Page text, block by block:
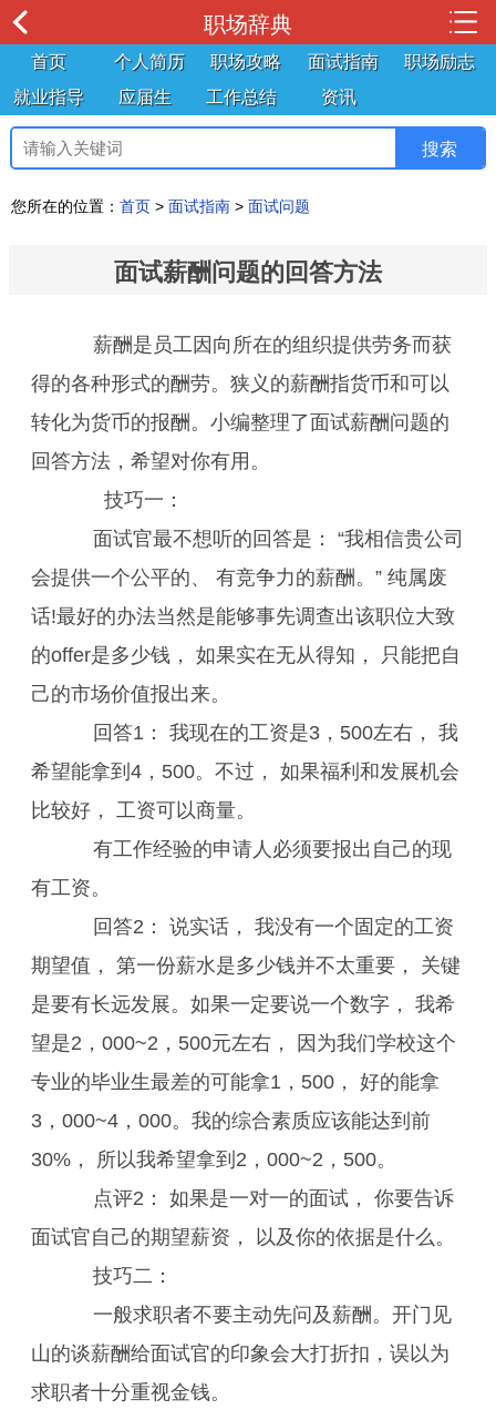
职场辞典
首页 个人简历 职场攻略 面试指南
职场励志
就业指导
应届生 工作总结 资讯
您所在的位置： 首页 > 面试指南 > 面试问题
面试薪酬问题的回答方法
薪酬是员工因向所在的组织提供劳务而获
得的各种形式的酬劳。狭义的薪酬指货币和可以
转化为货币的报酬。小编整理了面试薪酬问题的
回答方法，希望对你有用。
技巧一：
面试官最不想听的回答是： “我相信贵公司
会提供一个公平的、 有竞争力的薪酬。” 纯属废
话!最好的办法当然是能够事先调查出该职位大致
的offer是多少钱， 如果实在无从得知， 只能把自
己的市场价值报出来。
回答1： 我现在的工资是3，500左右， 我
希望能拿到4，500。不过， 如果福利和发展机会
比较好， 工资可以商量。
有工作经验的申请人必须要报出自己的现
有工资。
回答2： 说实话， 我没有一个固定的工资
期望值， 第一份薪水是多少钱并不太重要， 关键
是要有长远发展。如果一定要说一个数字， 我希
望是2，000~2，500元左右， 因为我们学校这个
专业的毕业生最差的可能拿1，500， 好的能拿
3，000~4，000。我的综合素质应该能达到前
30%， 所以我希望拿到2，000~2，500。
点评2： 如果是一对一的面试， 你要告诉
面试官自己的期望薪资， 以及你的依据是什么。
技巧二：
一般求职者不要主动先问及薪酬。开门见
山的谈薪酬给面试官的印象会大打折扣，误以为
求职者十分重视金钱。